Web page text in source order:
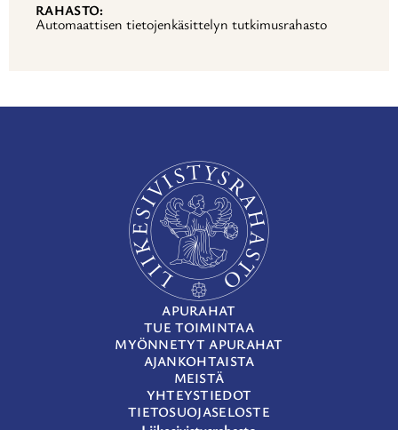
RAHASTO
Automaattisen tietojenkäsittelyn tutkimusrahasto
APURAHAT
TUE TOIMINTAA
MYÖNNETYT APURAHAT
AJANKOHTAISTA
MEISTÄ
YHTEYSTIEDOT
TIETOSUOJASELOSTE